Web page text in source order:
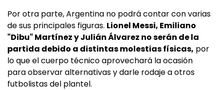
Por otra parte, Argentina no podrá contar con varias
de sus principales figuras. Lionel Messi, Emiliano
"Dibu" Martínez y Julián Álvarez no serán de la
partida debido a distintas molestias físicas, por
lo que el cuerpo técnico aprovechará la ocasión
para observar alternativas y darle rodaje a otros
futbolistas del plantel.